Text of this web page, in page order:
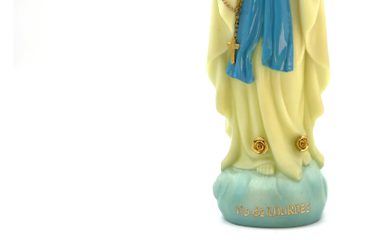
MÉDAILLES JÉSUS
MÉDAILLE SAINTS
EX-VOTOS ET COEURS SACRÉS
BOUGIES ET CIERGES